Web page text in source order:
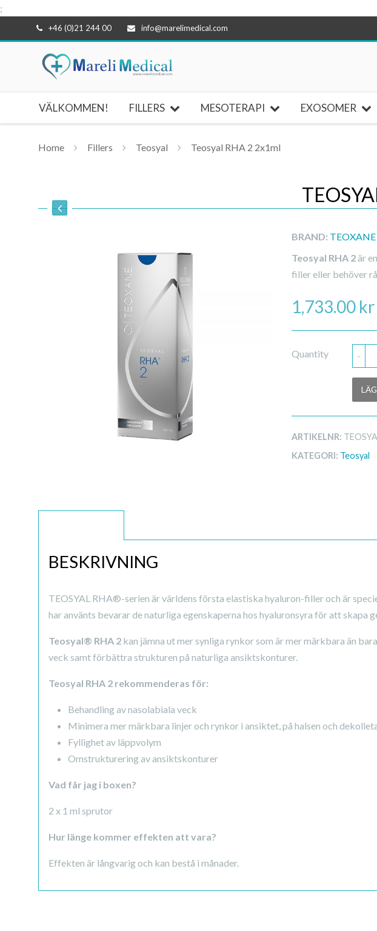
;
till
+46 (0)21 244 00 info@marelimedical.com
VÄLKOMMEN! FILLERS MESOTERAPI EXOSOMER
Home Fillers Teosyal Teosyal RHA 2 2x1ml
BRAND: TEOXANE
Teosyal RHA 2är
filler eller behöver
1,733.00 kr
Quantity -
ARTIKELNR:
KATEGORI: Teosyal
BESKRIVNING
TEOSYAL RHA®-serien är världens första elastiska hyaluron-filler och är
har använts bevarar de naturliga egenskaperna hos hyaluronsyra för att skapa
Teosyal® RHA 2 kan jämna ut mer synliga rynkor som är mer märkbara än
veck samt förbättra strukturen på naturliga ansiktskonturer.
Teosyal RHA 2 rekommenderas för:
Behandling av nasolabiala veck
Minimera mer märkbara linjer och rynkor i ansiktet, på halsen och
Fyllighet av läppvolym
Omstrukturering av ansiktskonturer
Vad får jag i boxen?
2 x 1 ml sprutor
Hur länge kommer effekten att vara?
Effekten är långvarig och kan bestå i månader.